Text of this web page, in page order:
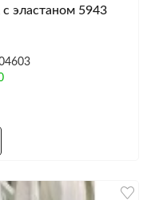
эластаном 5943